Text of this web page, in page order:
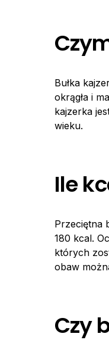
Bułka
okrągła i
kajzerka
wieku.
Ile
Przeciętna
180 kcal.
których
obaw
Czy